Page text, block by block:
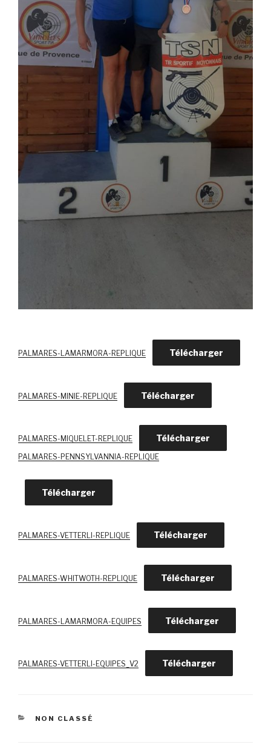
PALMARES-LAMARMORA-REPLIQUE Télécharger
PALMARES-MINIE-REPLIQUE Télécharger
PALMARES-MIQUELET-REPLIQUE Télécharger
PALMARES-PENNSYLVANNIA-REPLIQUE
Télécharger
PALMARES-VETTERLI-REPLIQUE Télécharger
PALMARES-WHITWOTH-REPLIQUE Télécharger
PALMARES-LAMARMORA-EQUIPES Télécharger
PALMARES-VETTERLI-EQUIPES_V2 Télécharger
CATÉGORIES
NON CLASSÉ